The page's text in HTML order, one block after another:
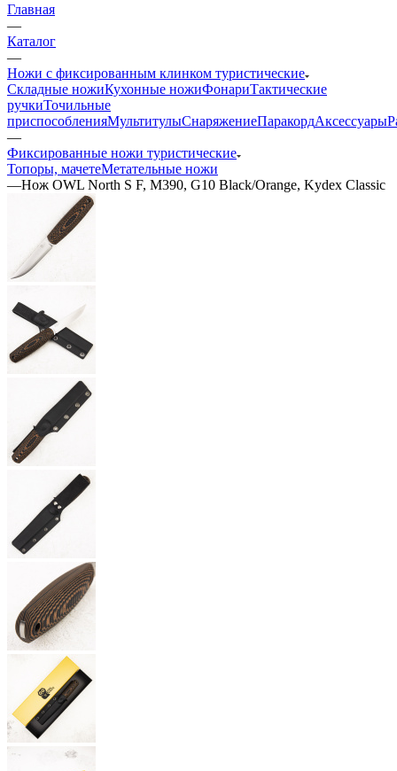
Главная
—
Каталог
—
Ножи с фиксированным клинком туристические
Складные ножиКухонные ножиФонариТактические
ручкиТочильные
приспособленияМультитулыСнаряжениеПаракордАксессуары
—
Фиксированные ножи туристические
Топоры, мачетеМетательные ножи
—Нож OWL North S F, M390, G10 Black/Orange, Kydex Classic